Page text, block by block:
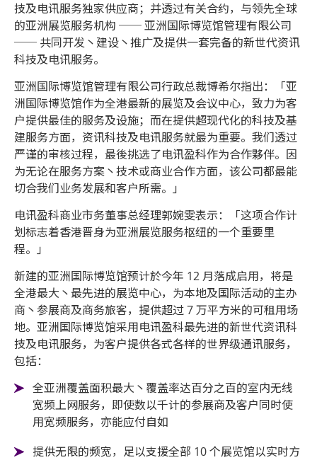
技及电讯服务独家供应商；并透过有关合约，与领先全球
的亚洲展览服务机构 ── 亚洲国际博览馆管理有限公司
── 共同开发丶建设丶推广及提供一套完备的新世代资讯
科技及电讯服务。
亚洲国际博览馆管理有限公司行政总裁博希尔指出：「亚
洲国际博览馆作为全港最新的展览及会议中心，致力为客
户提供最佳的服务及设施；而在提供超现代化的科技及基
建服务方面，资讯科技及电讯服务就最为重要。我们透过
严谨的审核过程，最後挑选了电讯盈科作为合作夥伴。因
为无论在服务方案丶技术或商业合作方面，该公司都最能
切合我们业务发展和客户所需。」
电讯盈科商业市务董事总经理郭婉雯表示：「这项合作计
划标志着香港晋身为亚洲展览服务枢纽的一个重要里
程。」
新建的亚洲国际博览馆预计於今年 12 月落成启用，将是
全港最大丶最先进的展览中心，为本地及国际活动的主办
商丶参展商及商务旅客，提供超过 7 万平方米的可租用场
地。亚洲国际博览馆采用电讯盈科最先进的新世代资讯科
技及电讯服务，为客户提供各式各样的世界级通讯服务，
包括：
全亚洲覆盖面积最大丶覆盖率达百分之百的室内无线
宽频上网服务，即使数以千计的参展商及客户同时使
用宽频服务，亦能应付自如
提供无限的频宽，足以支援全部 10 个展览馆以实时方